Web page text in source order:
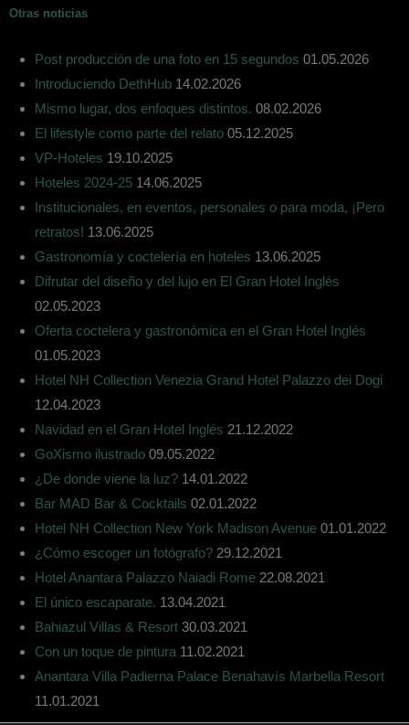
Otras noticias
Post producción de una foto en 15 segundos 01.05.2026
Introduciendo DethHub 14.02.2026
Mismo lugar, dos enfoques distintos. 08.02.2026
El lifestyle como parte del relato 05.12.2025
VP-Hoteles 19.10.2025
Hoteles 2024-25 14.06.2025
Institucionales, en eventos, personales o para moda, ¡Pero
retratos! 13.06.2025
Gastronomía y coctelería en hoteles 13.06.2025
Difrutar del diseño y del lujo en El Gran Hotel Inglés
02.05.2023
Oferta coctelera y gastronómica en el Gran Hotel Inglés
01.05.2023
Hotel NH Collection Venezia Grand Hotel Palazzo dei Dogi
12.04.2023
Navidad en el Gran Hotel Inglés 21.12.2022
GoXismo ilustrado 09.05.2022
¿De donde viene la luz? 14.01.2022
Bar MAD Bar & Cocktails 02.01.2022
Hotel NH Collection New York Madison Avenue 01.01.2022
¿Cómo escoger un fotógrafo? 29.12.2021
Hotel Anantara Palazzo Naiadi Rome 22.08.2021
El único escaparate. 13.04.2021
Bahiazul Villas & Resort 30.03.2021
Con un toque de pintura 11.02.2021
Anantara Villa Padierna Palace Benahavís Marbella Resort
11.01.2021